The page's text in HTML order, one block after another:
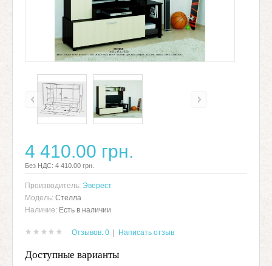
4 410.00 грн.
Без НДС: 4 410.00 грн.
Производитель: Эверест
Модель: Стелла
Наличие: Есть в наличии
Отзывов: 0 Написать отзыв
Доступные варианты